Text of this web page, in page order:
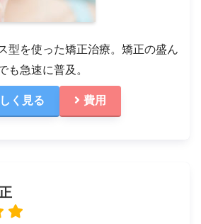
型を使った矯正治療。矯正の盛ん
も急速に普及。
く見る 費用